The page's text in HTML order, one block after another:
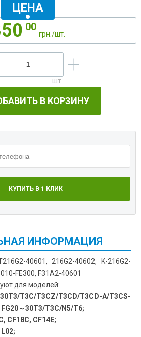
00
грн./шт.
ЦЕНА
В КОРЗИНУ
КУПИТЬ В 1 КЛИК
ИНФОРМАЦИЯ
40601, 216G2-40602, K-216G2-
FE300, F31A2-40601
для моделей:
T3C/T3CZ/T3CD/T3CD-A/T3CS-
～30T3/T3C/N5/T6;
CF18C, CF14E;